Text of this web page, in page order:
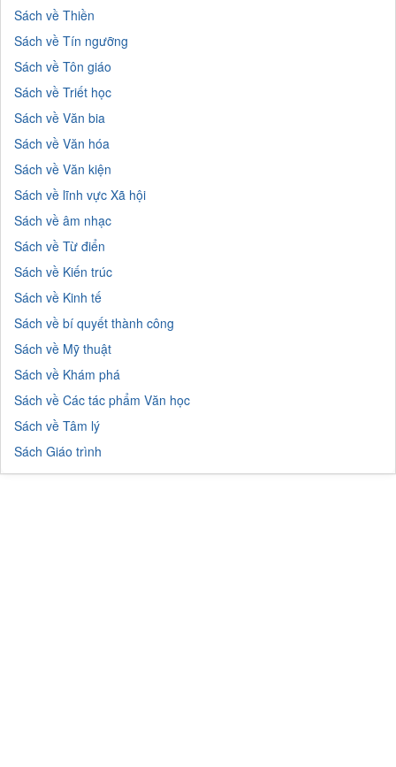
Sách về Thiền
Sách về Tín ngưỡng
Sách về Tôn giáo
Sách về Triết học
Sách về Văn bia
Sách về Văn hóa
Sách về Văn kiện
Sách về lĩnh vực Xã hội
Sách về âm nhạc
Sách về Từ điển
Sách về Kiến trúc
Sách về Kinh tế
Sách về bí quyết thành công
Sách về Mỹ thuật
Sách về Khám phá
Sách về Các tác phẩm Văn học
Sách về Tâm lý
Sách Giáo trình